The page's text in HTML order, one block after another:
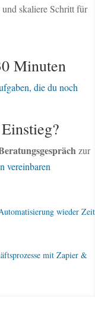
skaliere Schritt für
Minuten
die du noch
zur
vereinbaren
wieder Zeit
mit Zapier &